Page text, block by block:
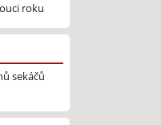
roku
sekáčů